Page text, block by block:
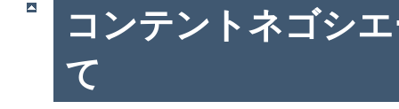
コンテントネゴシ
て